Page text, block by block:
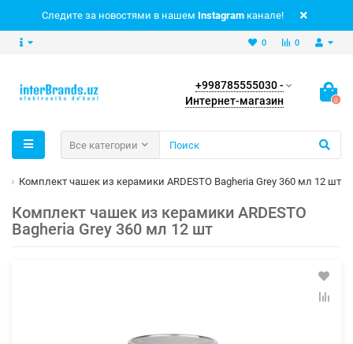
Следите за новостями в нашем Instagram канале!
0
0
+998785555030 -
Интернет-магазин
0
Все категории
Комплект чашек из керамики ARDESTO Bagheria Grey 360 мл 12 шт
Комплект чашек из керамики ARDESTO
Bagheria Grey 360 мл 12 шт